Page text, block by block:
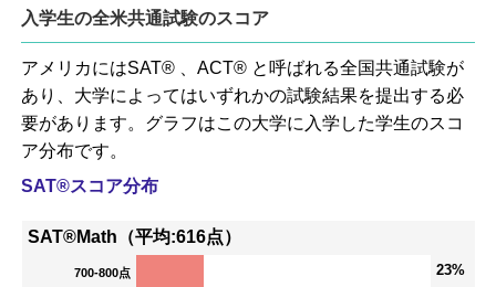
入学生の全米共通試験のスコア
アメリカにはSAT® 、ACT® と呼ばれる全国共通試験が
あり、大学によってはいずれかの試験結果を提出する必
要があります。グラフはこの大学に入学した学生のスコ
ア分布です。
SAT®スコア分布
SAT®Math（平均:616点）
700-800点 23%